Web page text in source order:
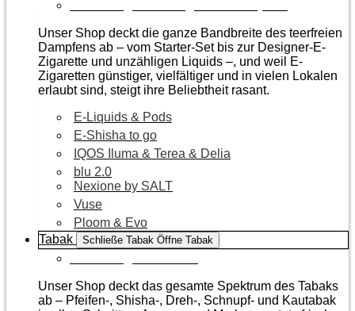
Unser Shop deckt die ganze Bandbreite des teerfreien
Dampfens ab – vom Starter-Set bis zur Designer-E-
Zigarette und unzähligen Liquids –, und weil E-
Zigaretten günstiger, vielfältiger und in vielen Lokalen
erlaubt sind, steigt ihre Beliebtheit rasant.
E-Liquids & Pods
E-Shisha to go
IQOS Iluma & Terea & Delia
blu 2.0
Nexione by SALT
Vuse
Ploom & Evo
Tabak
Schließe Tabak Öffne Tabak
Unser Shop deckt das gesamte Spektrum des Tabaks
ab – Pfeifen-, Shisha-, Dreh-, Schnupf- und Kautabak